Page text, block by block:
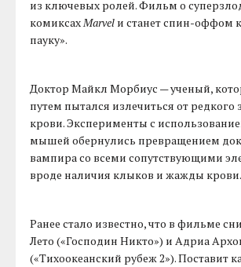
из ключевых ролей. Фильм о
комиксахMarvel и станет спин-оффом
пауку».
Доктор Майкл Морбиус — ученый,
путем пытался излечиться от редкого
крови. Эксперименты с
мышей обернулись превращением
вампира со всеми сопутствующими
вроде наличия клыков и жажды крови.
Ранее стало известно, что в фильме
Лето («Господин Никто») и Адриа
(«Тихоокеанский рубеж 2»). Поставит